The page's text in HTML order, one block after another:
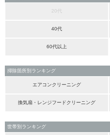
20代
40代
60代以上
掃除箇所別ランキング
エアコンクリーニング
換気扇・レンジフードクリーニング
世帯別ランキング